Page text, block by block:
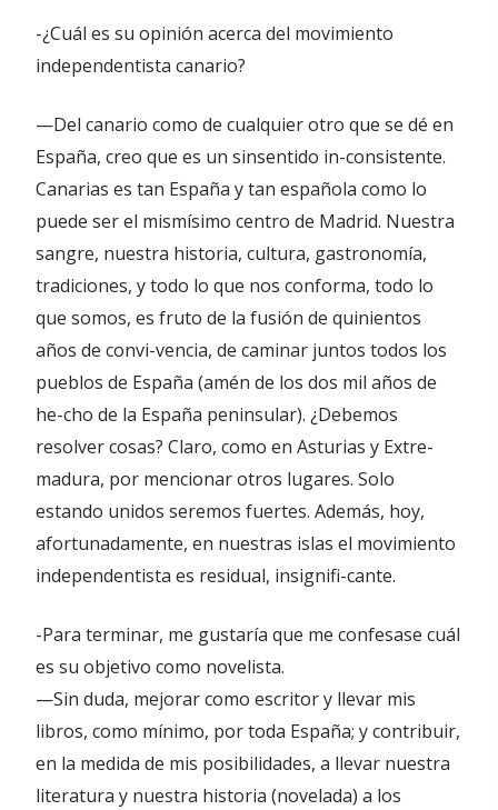
-¿Cuál es su opinión acerca del movimiento
independentista canario?
—Del canario como de cualquier otro que se dé en
España, creo que es un sinsentido in-consistente.
Canarias es tan España y tan española como lo
puede ser el mismísimo centro de Madrid. Nuestra
sangre, nuestra historia, cultura, gastronomía,
tradiciones, y todo lo que nos conforma, todo lo
que somos, es fruto de la fusión de quinientos
años de convi-vencia, de caminar juntos todos los
pueblos de España (amén de los dos mil años de
he-cho de la España peninsular). ¿Debemos
resolver cosas? Claro, como en Asturias y Extre-
madura, por mencionar otros lugares. Solo
estando unidos seremos fuertes. Además, hoy,
afortunadamente, en nuestras islas el movimiento
independentista es residual, insignifi-cante.
-Para terminar, me gustaría que me confesase cuál
es su objetivo como novelista.
—Sin duda, mejorar como escritor y llevar mis
libros, como mínimo, por toda España; y contribuir,
en la medida de mis posibilidades, a llevar nuestra
literatura y nuestra historia (novelada) a los